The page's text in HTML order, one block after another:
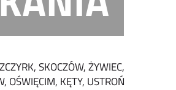
SKOCZÓW, ŻYWIEC,
OŚWIĘCIM, KĘTY, USTROŃ